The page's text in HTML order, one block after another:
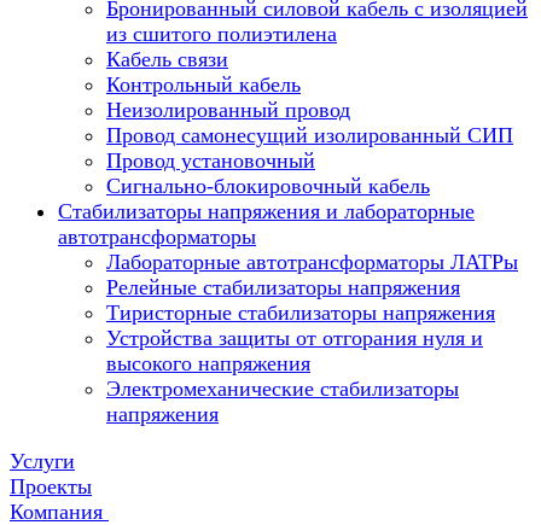
Бронированный силовой кабель с изоляцией
из сшитого полиэтилена
Кабель связи
Контрольный кабель
Неизолированный провод
Провод самонесущий изолированный СИП
Провод установочный
Сигнально-блокировочный кабель
Стабилизаторы напряжения и лабораторные
автотрансформаторы
Лабораторные автотрансформаторы ЛАТРы
Релейные стабилизаторы напряжения
Тиристорные стабилизаторы напряжения
Устройства защиты от отгорания нуля и
высокого напряжения
Электромеханические стабилизаторы
напряжения
Услуги
Проекты
Компания